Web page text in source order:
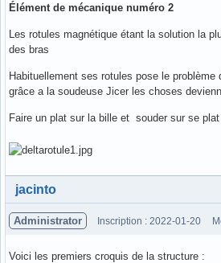
Élément de mécanique numéro 2
Les rotules magnétique étant la solution la
des bras
Habituellement ses rotules pose le problème
grâce a la soudeuse Jicer les choses
Faire un plat sur la bille et souder sur se
Hors ligne
jacinto
Administrator Inscription : 2022-01-20
Voici les premiers croquis de la structure :